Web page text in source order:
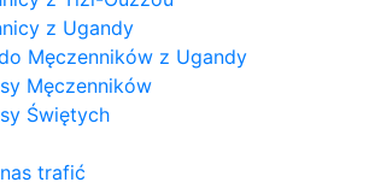
z Ugandy
Męczenników z Ugandy
Męczenników
Świętych
trafić